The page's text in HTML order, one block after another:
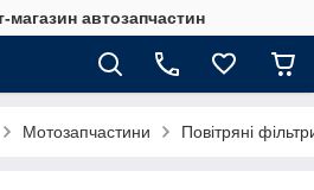
магазин автозапчастин
Мотозапчастини Повітряні